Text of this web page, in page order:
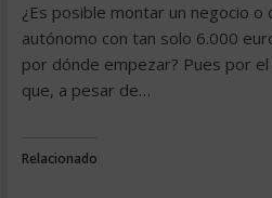
¿Es posible montar un negocio
autónomo con tan solo 6.000
por dónde empezar? Pues por
que, a pesar de…
Relacionado